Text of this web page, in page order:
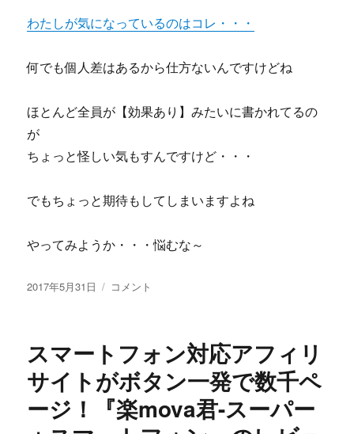
わたしが気になっているのはコレ・・・
何でも個人差はあるから仕方ないんですけどね
ほとんど全員が【効果あり】みたいに書かれてるの
が
ちょっと怪しい気もすんですけど・・・
でもちょっと期待もしてしまいますよね
やってみようか・・・悩むな～
投
2017年5月31日
セ
ル
産
業
株
式
コメント
スマートフォン対応アフィリ
サイトがボタン一発で数千ペ
ージ！『楽mova君-スーパー